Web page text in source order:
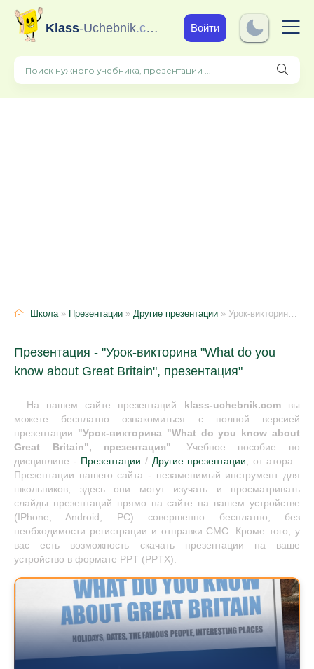
Klass-Uchebnik.com Войти
Школа» Презентации » Другие презентации » Урок-викторина "What do you know about Great Britain", презентация
Презентация - "Урок-викторина "What do you
know about Great Britain", презентация"
На нашем сайте презентаций klass-uchebnik.comвы
можете бесплатно ознакомиться с полной версией
презентации "Урок-викторина "What do you know about
Great Britain", презентация". Учебное пособие по
дисциплине - Презентации / Другие презентации, от атора .
Презентации нашего сайта - незаменимый инструмент для
школьников, здесь они могут изучать и просматривать
слайды презентаций прямо на сайте на вашем устройстве
(IPhone, Android, PC) совершенно бесплатно, без
необходимости регистрации и отправки СМС. Кроме того, у
вас есть возможность скачать презентации на ваше
устройство в формате PPT (PPTX).